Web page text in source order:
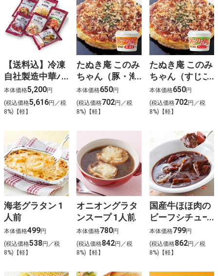
【送料込】冷凍
自社製造中華バ
ラエティセット
本体価格5,200円
(税込価格5,616円／税
8%)【軽】
たぬき庵 このみ
ちゃん（豚・海
老）1人前
本体価格650円
(税込価格702円／税
8%)【軽】
たぬき庵 このみ
ちゃん（すじこ
んにゃく）1人
前
本体価格650円
(税込価格702円／税
8%)【軽】
海老グラタン 1
人前
本体価格499円
(税込価格538円／税
8%)【軽】
オニオングラタ
ンスープ 1人前
本体価格780円
(税込価格842円／税
8%)【軽】
国産牛ほほ肉の
ビーフシチュー
1人前
本体価格799円
(税込価格862円／税
8%)【軽】